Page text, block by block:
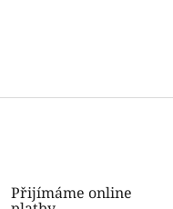
Přijímáme online